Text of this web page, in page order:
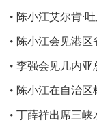
陈小江艾尔肯·吐尼亚孜在
陈小江会见港区省级
李强会见几内亚
陈小江在自治区树立和践行正确政绩观学习教育警示
丁薛祥出席三